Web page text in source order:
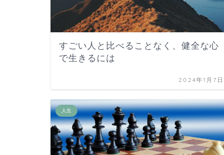
すごい人と比べることなく、健全な心
で生きるには
2024年1月7日
人生